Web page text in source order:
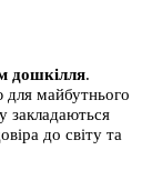
дошкілля.
майбутнього
закладаються
до світу та